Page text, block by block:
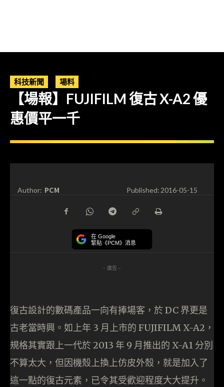
科技新聞 場料
【場報】FUJIFILM 復古 X-A2 優
惠價平一千
Author: PCM Published:2016-05-15
在 Google
緊貼《PCM》消息
- 廣告 -
復古設計的數碼產品一向有捧場客，於 DC 界更是
古老當時興。如上年 3 月上市的 FUJIFILM X-A2，
規格其實跟上一代於 2013 年 9 月推出的 X-A1 分別
不算太大，但因機殼上換上仿皮外殼，就是加入了
這一點的復古元素，已令其受歡迎程度大大提升。